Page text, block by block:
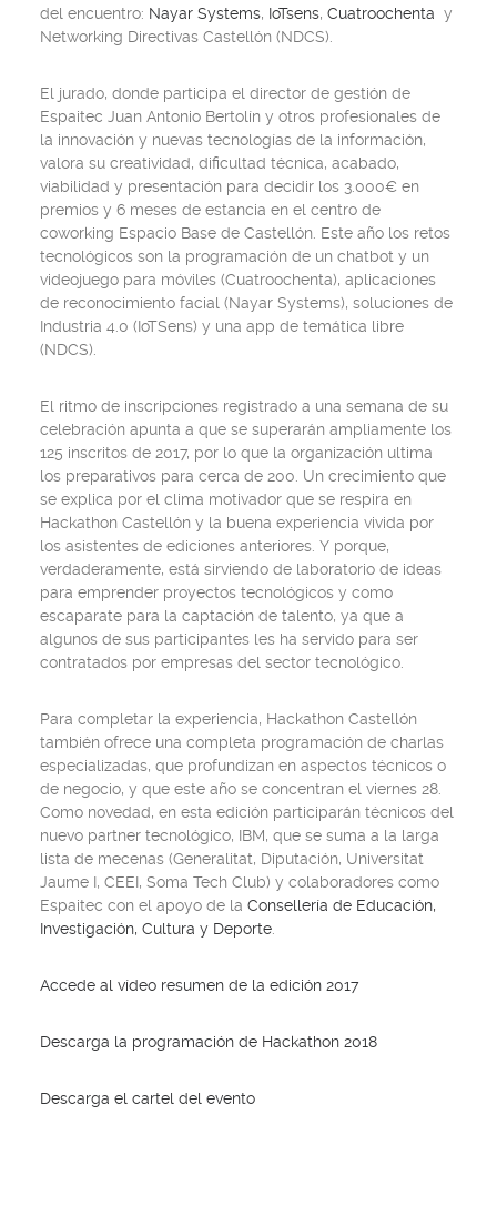
del encuentro: Nayar Systems, IoTsens, Cuatroochenta y
Networking Directivas Castellón (NDCS).
El jurado, donde participa el director de gestión de
Espaitec Juan Antonio Bertolín y otros profesionales de
la innovación y nuevas tecnologías de la información,
valora su creatividad, dificultad técnica, acabado,
viabilidad y presentación para decidir los 3.000€ en
premios y 6 meses de estancia en el centro de
coworking Espacio Base de Castellón. Este año los retos
tecnológicos son la programación de un chatbot y un
videojuego para móviles (Cuatroochenta), aplicaciones
de reconocimiento facial (Nayar Systems), soluciones de
Industria 4.0 (IoTSens) y una app de temática libre
(NDCS).
El ritmo de inscripciones registrado a una semana de su
celebración apunta a que se superarán ampliamente los
125 inscritos de 2017, por lo que la organización ultima
los preparativos para cerca de 200. Un crecimiento que
se explica por el clima motivador que se respira en
Hackathon Castellón y la buena experiencia vivida por
los asistentes de ediciones anteriores. Y porque,
verdaderamente, está sirviendo de laboratorio de ideas
para emprender proyectos tecnológicos y como
escaparate para la captación de talento, ya que a
algunos de sus participantes les ha servido para ser
contratados por empresas del sector tecnológico.
Para completar la experiencia, Hackathon Castellón
también ofrece una completa programación de charlas
especializadas, que profundizan en aspectos técnicos o
de negocio, y que este año se concentran el viernes 28.
Como novedad, en esta edición participarán técnicos del
nuevo partner tecnológico, IBM, que se suma a la larga
lista de mecenas (Generalitat, Diputación, Universitat
Jaume I, CEEI, Soma Tech Club) y colaboradores como
Espaitec con el apoyo de la Consellería de Educación,
Investigación, Cultura y Deporte
Accede al vídeo resumen de la edición 2017
Descarga la programación de Hackathon 2018
Descarga el cartel del evento